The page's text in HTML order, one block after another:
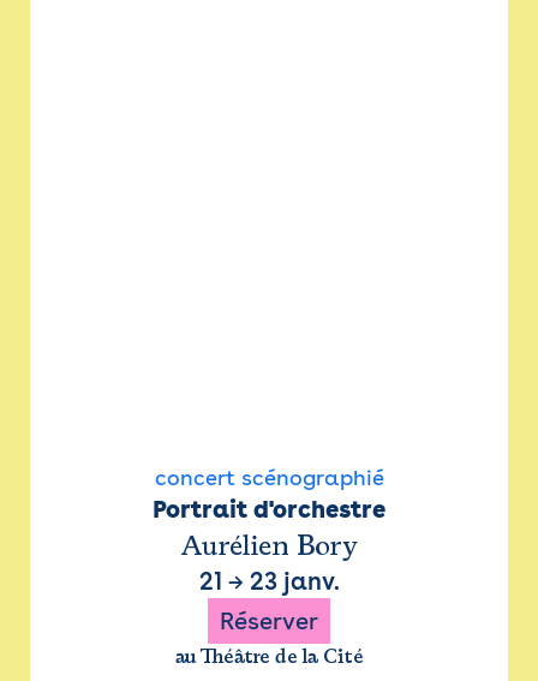
concert scénographié
Portrait d'orchestre
Aurélien Bory
21 → 23 janv.
Réserver
au Théâtre de la Cité